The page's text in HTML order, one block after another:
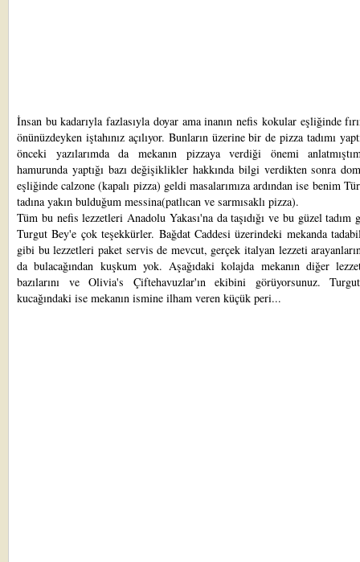
İnsan bu kadarıyla fazlasıyla doyar ama inanın nefis kokular eşliğinde
önünüzdeyken iştahınız açılıyor. Bunların üzerine bir de pizza tadımı
önceki yazılarımda da mekanın pizzaya verdiği önemi
hamurunda yaptığı bazı değişiklikler hakkında bilgi verdikten sonra
eşliğinde calzone (kapalı pizza) geldi masalarımıza ardından ise benim
tadına yakın bulduğum messina(patlıcan ve sarmısaklı pizza).
Tüm bu nefis lezzetleri Anadolu Yakası'na da taşıdığı ve bu güzel tadım
Turgut Bey'e çok teşekkürler. Bağdat Caddesi üzerindeki mekanda
gibi bu lezzetleri paket servis de mevcut, gerçek italyan lezzeti
da bulacağından kuşkum yok. Aşağıdaki kolajda mekanın diğer
bazılarını ve Olivia's Çiftehavuzlar'ın ekibini görüyorsunuz.
kucağındaki ise mekanın ismine ilham veren küçük peri...